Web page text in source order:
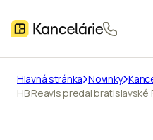
Hlavná stránka Novinky
HB Reavis predal bratislavské